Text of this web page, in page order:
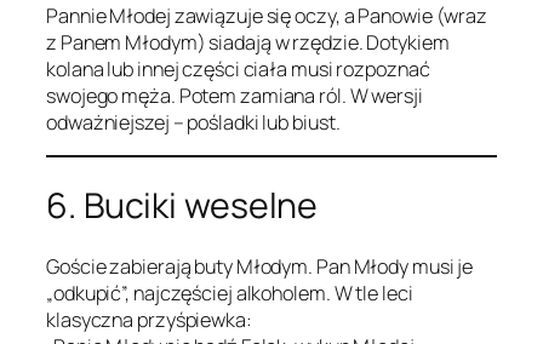
Pannie Młodej zawiązuje się oczy, a Panowie (wraz
z Panem Młodym) siadają w rzędzie. Dotykiem
kolana lub innej części ciała musi rozpoznać
swojego męża. Potem zamiana ról. W wersji
odważniejszej – pośladki lub biust.
6. Buciki weselne
Goście zabierają buty Młodym. Pan Młody musi je
„odkupić”, najczęściej alkoholem. W tle leci
klasyczna przyśpiewka: